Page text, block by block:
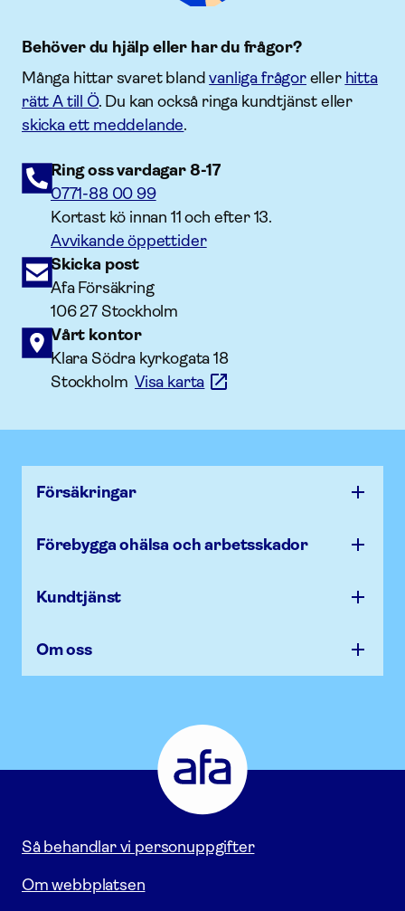
Behöver du hjälp eller har du frågor?
Många hittar svaret blandvanliga frågoreller hitta
rätt A till Ö. Du kan också ringa kundtjänst eller
skicka ett meddelande.
Ring oss vardagar 8-17
0771-88 00 99
Kortast kö innan 11 och efter 13.
Avvikande öppettider
Skicka post
Afa Försäkring
106 27 Stockholm
Vårt kontor
Klara Södra kyrkogata 18
StockholmVisa karta
Försäk­ringar
Förebygga ohälsa och arbets­skador
Kundtjänst
Om oss
Försäkring
Gå
till
startsidan
Så behandlar vi personuppgifter
Om webbplatsen